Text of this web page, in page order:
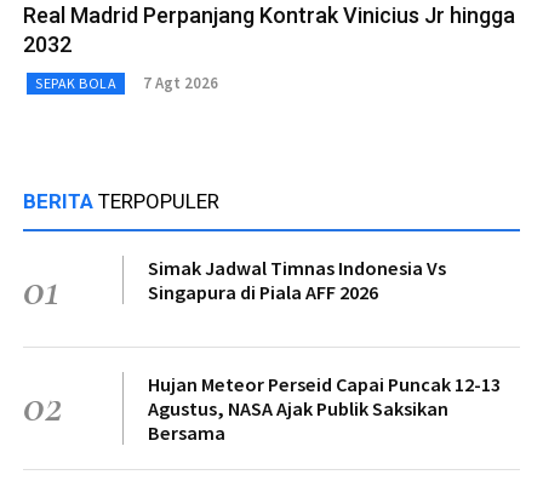
Real Madrid Perpanjang Kontrak Vinicius Jr hingga
2032
SEPAK BOLA 7 Agt 2026
BERITA TERPOPULER
01
Simak Jadwal Timnas Indonesia Vs
Singapura di Piala AFF 2026
02
Hujan Meteor Perseid Capai Puncak 12-13
Agustus, NASA Ajak Publik Saksikan
Bersama